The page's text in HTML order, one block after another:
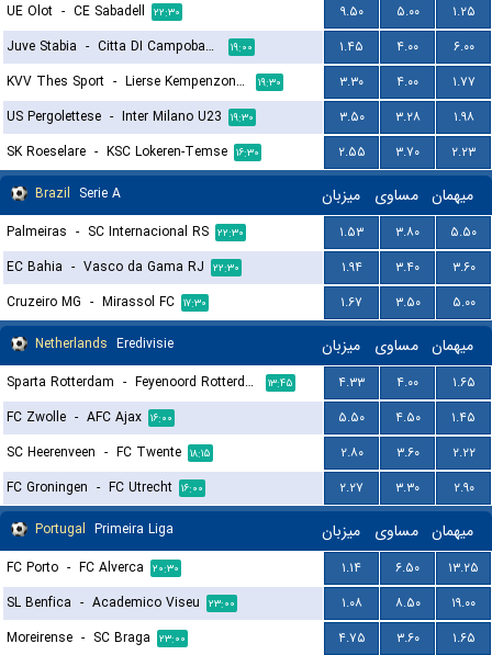
UE Olot - CE Sabadell ۲۲:۳۰ ۹.۵۰ ۵.۰۰
۱.۲۵
Juve Stabia - Citta DI Campobasso ۱۹:۰۰ ۱.۴۵ ۴.۰۰
۶.۰۰
KVV Thes Sport - Lierse Kempenzonen ۱۹:۳۰ ۳.۳۰ ۴.۰۰
۱.۷۷
US Pergolettese - Inter Milano U23 ۱۹:۳۰ ۳.۵۰ ۳.۲۸
۱.۹۸
SK Roeselare - KSC Lokeren-Temse ۱۶:۳۰ ۲.۵۵ ۳.۷۰
۲.۲۳
Brazil Serie A میزبان مساوی میهمان
Palmeiras - SC Internacional RS ۲۲:۳۰ ۱.۵۳ ۳.۸۰
۵.۵۰
EC Bahia - Vasco da Gama RJ ۲۲:۳۰ ۱.۹۴ ۳.۴۰
۳.۶۰
Cruzeiro MG - Mirassol FC ۱۷:۳۰ ۱.۶۷ ۳.۵۰
۵.۰۰
Netherlands Eredivisie میزبان مساوی میهمان
Sparta Rotterdam - Feyenoord Rotterdam ۱۳:۴۵ ۴.۳۳ ۴.۰۰
۱.۶۵
FC Zwolle - AFC Ajax ۱۶:۰۰ ۵.۵۰ ۴.۵۰
۱.۴۵
SC Heerenveen - FC Twente ۱۸:۱۵ ۲.۸۰ ۳.۶۰
۲.۲۲
FC Groningen - FC Utrecht ۱۶:۰۰ ۲.۲۷ ۳.۳۰
۲.۹۰
Portugal Primeira Liga میزبان مساوی میهمان
FC Porto - FC Alverca ۲۰:۳۰ ۱.۱۴ ۶.۵۰
۱۳.۲۵
SL Benfica - Academico Viseu ۲۳:۰۰ ۱.۰۸ ۸.۵۰
۱۹.۰۰
Moreirense - SC Braga ۲۳:۰۰ ۴.۷۵ ۳.۶۰
۱.۶۵